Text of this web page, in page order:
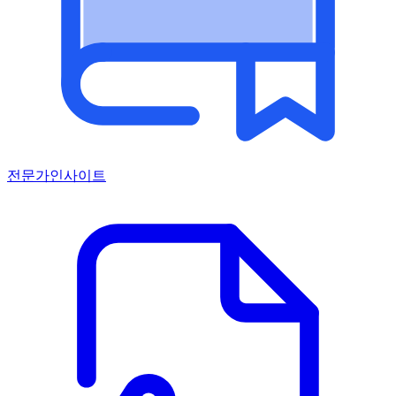
전문가인사이트